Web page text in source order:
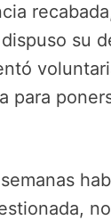
su
para